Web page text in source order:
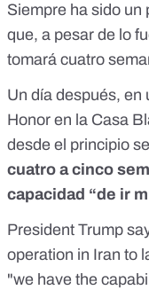
Siempre ha sido un
que, a pesar de lo
tomará cuatro
Un día después, en
Honor en la Casa
desde el principio
cuatro a cinco
capacidad “de ir
President Trump
operation in Iran to
"we have the